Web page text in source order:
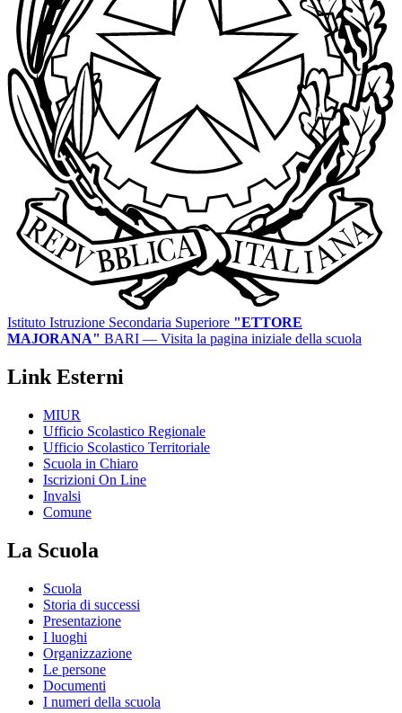
Istituto Istruzione Secondaria Superiore "ETTORE
MAJORANA" BARI — Visita la pagina iniziale della scuola
Link Esterni
MIUR
Ufficio Scolastico Regionale
Ufficio Scolastico Territoriale
Scuola in Chiaro
Iscrizioni On Line
Invalsi
Comune
La Scuola
Scuola
Storia di successi
Presentazione
I luoghi
Organizzazione
Le persone
Documenti
I numeri della scuola